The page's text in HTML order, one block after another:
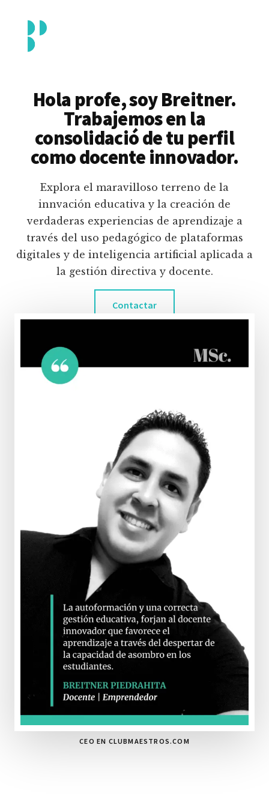
contenido
principal
menu
Piedrahita
docente
pedagógico
educativas
digitales
inteligencia
artificial.
Hola profe, soy Breitner.
Trabajemos en la
consolidació de tu perfil
como docente innovador.
Explora el maravilloso terreno de la
innvación educativa y la creación de
verdaderas experiencias de aprendizaje a
través del uso pedagógico de plataformas
digitales y de inteligencia artificial aplicada a
la gestión directiva y docente.
Contactar
CEO EN CLUBMAESTROS.COM